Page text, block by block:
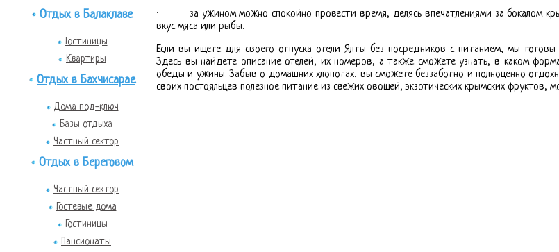
Отдых в Балаклаве
Гостиницы
Квартиры
Отдых в Бахчисарае
Дома под-ключ
Базы отдыха
Частный сектор
Отдых в Береговом
Частный сектор
Гостевые дома
Гостиницы
Пансионаты
· за ужином можно спокойно провести время, делясь впечатлениями за бокалом
вкус мяса или рыбы.
Если вы ищете для своего отпуска отели Ялты без посредников с питанием, мы
Здесь вы найдете описание отелей, их номеров, а также сможете узнать, в каком
обеды и ужины. Забыв о домашних хлопотах, вы сможете беззаботно и полноценно
своих постояльцев полезное питание из свежих овощей, экзотических крымских фруктов,